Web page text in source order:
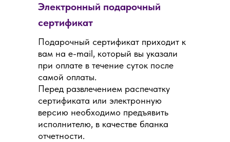
Электронный подарочный
сертификат
Подарочный сертификат приходит к
вам на e-mail, который вы указали
при оплате в течение суток после
самой оплаты.
Перед развлечением распечатку
сертификата или электронную
версию необходимо предъявить
исполнителю, в качестве бланка
отчетности.